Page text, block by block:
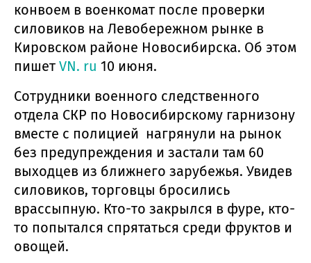
конвоем в военкомат после проверки
силовиков на Левобережном рынке в
Кировском районе Новосибирска. Об этом
пишет VN. ru 10 июня.
Сотрудники военного следственного
отдела СКР по Новосибирскому гарнизону
вместе с полицией нагрянули на рынок
без предупреждения и застали там 60
выходцев из ближнего зарубежья. Увидев
силовиков, торговцы бросились
врассыпную. Кто-то закрылся в фуре, кто-
то попытался спрятаться среди фруктов и
овощей.